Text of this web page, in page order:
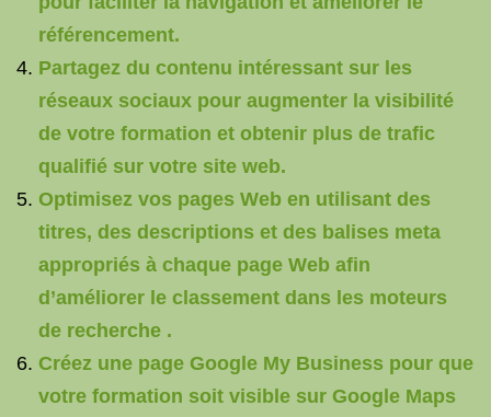
référencement.
Partagez du contenu intéressant sur les
réseaux sociaux pour augmenter la visibilité
de votre formation et obtenir plus de trafic
qualifié sur votre site web.
Optimisez vos pages Web en utilisant des
titres, des descriptions et des balises meta
appropriés à chaque page Web afin
d’améliorer le classement dans les moteurs
de recherche .
Créez une page Google My Business pour que
votre formation soit visible sur Google Maps